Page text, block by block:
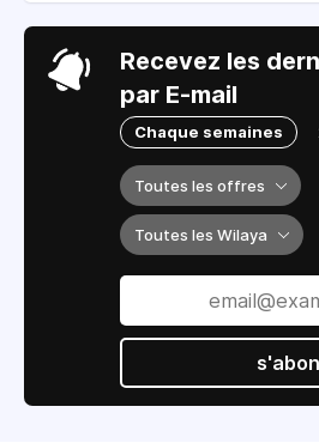
Recevez les
par E-mail
Chaque semaines
Toutes les offres
Toutes les Wilaya